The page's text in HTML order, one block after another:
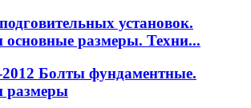
установок.
основные размеры. Техни...
Болты фундаментные.
размеры